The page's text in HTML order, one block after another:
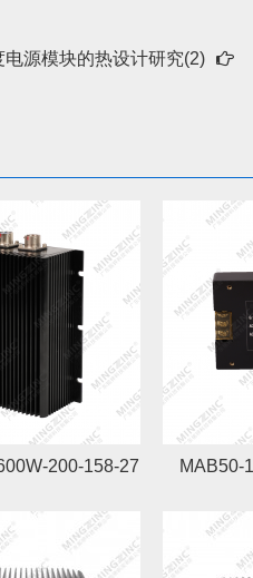
电源模块的热设计研究(2)
200-158-27 MAB50-